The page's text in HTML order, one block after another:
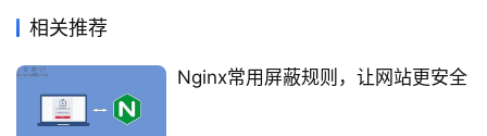
在
复制
*/5 * *
相关推荐
Nginx常用屏蔽规则，让网站更安全